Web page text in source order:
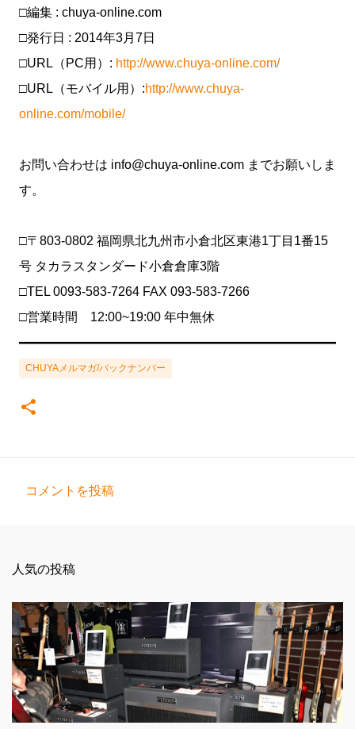
□編集 : chuya-online.com
□発行日 : 2014年3月7日
□URL（PC用）: http://www.chuya-online.com/
□URL（モバイル用）:http://www.chuya-
online.com/mobile/
お問い合わせは info@chuya-online.com までお願いしま
す。
□〒803-0802 福岡県北九州市小倉北区東港1丁目1番15
号 タカラスタンダード小倉倉庫3階
□TEL 0093-583-7264 FAX 093-583-7266
□営業時間 12:00~19:00 年中無休
━━━━━━━━━━━━━━━━━━━━━━━━━
CHUYAメルマガ/バックナンバー
ト
コメントを投稿
人気の投稿